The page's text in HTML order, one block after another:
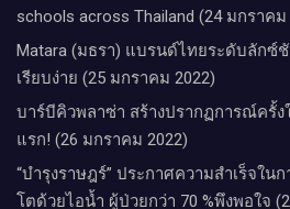
schools across Thailand (24 มกราคม
Matara (มธรา) แบรนด์ไทยระดับลักซ์
เรียบง่าย (25 มกราคม 2022)
บาร์บีคิวพลาซ่า สร้างปรากฏการณ์ครั้ง
แรก! (26 มกราคม 2022)
“บำรุงราษฎร์” ประกาศความสำเร็จใ
โตด้วยไอน้ำ ผู้ป่วยกว่า 70 %พึงพอใจ